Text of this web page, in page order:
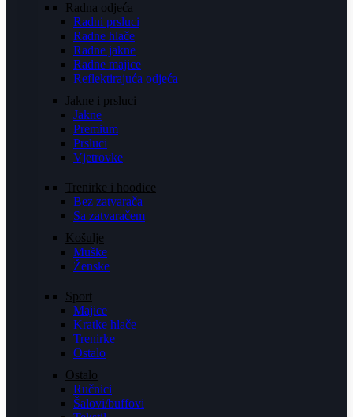
Radna odjeća
Radni prsluci
Radne hlače
Radne jakne
Radne majice
Reflektirajuća odjeća
Jakne i prsluci
Jakne
Premium
Prsluci
Vjetrovke
Trenirke i hoodice
Bez zatvarača
Sa zatvaračem
Košulje
Muške
Ženske
Sport
Majice
Kratke hlače
Trenirke
Ostalo
Ostalo
Ručnici
Šalovi/buffovi